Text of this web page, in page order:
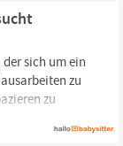
sich um ein
zu
zu
entlasten
ist wichtig,